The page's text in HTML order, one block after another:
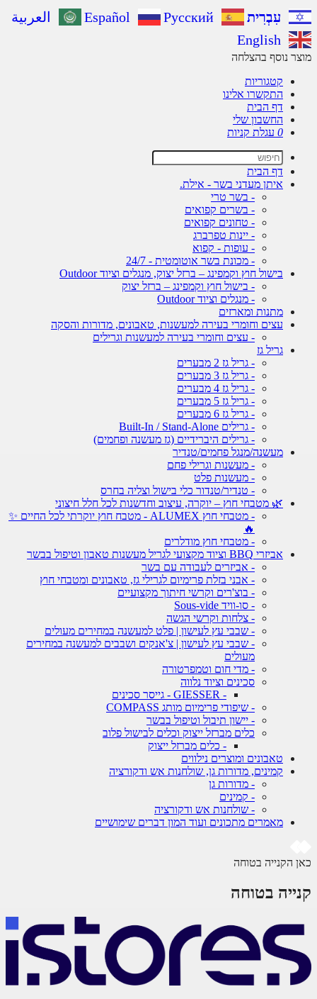
עִבְרִית Español Русский
العربية
English
נוסף בהצלחה
קטגוריות
התקשרו אלינו
דף הבית
החשבון שלי
עגלת קניות
דף הבית
איתן מעדני בשר - אילת.
- בשר טרי
- בשרים קפואים
- טחונים קפואים
- יינות טפרברג
- עופות - קפוא
- מכונת בשר אוטומטית - 24/7
בישול חוץ וקמפינג – ברזל יצוק, מנגלים וציוד Outdoor
- בישול חוץ וקמפינג – ברזל יצוק
- מנגלים וציוד Outdoor
מתנות ומארזים
עצים וחומרי בעירה למעשנות, טאבונים, מדורות והסקה
- עצים וחומרי בעירה למעשנות וגרילים
גריל גז
- גריל גז 2 מבערים
- גריל גז 3 מבערים
- גריל גז 4 מבערים
- גריל גז 5 מבערים
- גריל גז 6 מבערים
- גרילים Built-In / Stand-Alone
- גרילים היברידיים (גז מעשנה ופחמים)
מעשנה/מנגל פחמים/טנדיר
- מעשנות וגרילי פחם
- מעשנות פלט
- טנדיר/טנדור כלי בישול וצליה בחרס
🌿 מטבחי חוץ – יוקרה, עיצוב וחדשנות לכל חלל חיצוני
- מטבחי חוץ ALUMEX - מטבח חוץ יוקרתי לכל החיים ✨
- מטבחי חוץ מודלרים
אביזרי BBQ וציוד מקצועי לגריל מעשנות טאבון וטיפול בבשר
- אביזרים לעבודה עם בשר
- אבני בזלת פרימיום לגרילי גז, טאבונים ומטבחי חוץ
- בוצ'רים וקרשי חיתוך מקצועיים
- סו-וויד Sous-vide
- צלחות וקרשי הגשה
- שבבי עץ לעישון | פלט למעשנה במחירים מעולים
- שבבי עץ לעישון | צ'אנקים ושבבים למעשנה במחירים
מעולים
- מדי חום וטמפרטורה
סכינים וציוד נלווה
- שיפודי פרימיום מותג COMPASS
- יישון תיבול וטיפול בבשר
כלים מברזל ייצוק וכלים לבישול פלוב
- כלים מברזל ייצוק
טאבונים ומוצרים נילווים
קמינים, מדורות גן, שולחנות אש ודקורציה
- מדורות גן
- קמינים
- שולחנות אש ודקורציה
מאמרים מתכונים ועוד המון דברים שימושיים
הקנייה בטוחה
בטוחה